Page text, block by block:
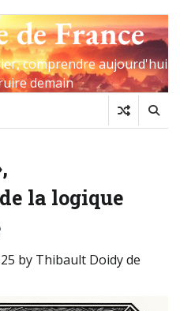
France
comprendre aujourd'hui
demain
la logique
by Thibault Doidy de